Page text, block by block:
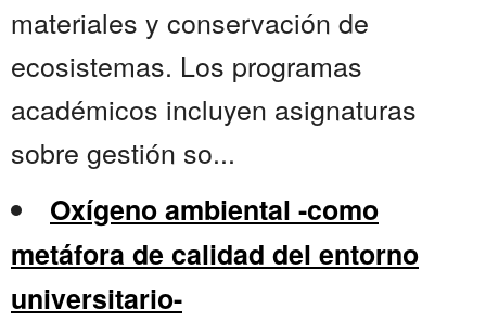
materiales y conservación de
ecosistemas. Los programas
académicos incluyen asignaturas
sobre gestión so...
Oxígeno ambiental -como
metáfora de calidad del entorno
universitario-